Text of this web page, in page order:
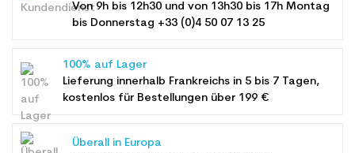
Von 9h bis 12h30 und von 13h30 bis 17h Montag
bis Donnerstag +33 (0)4 50 07 13 25
100% auf Lager
Lieferung innerhalb Frankreichs in 5 bis 7 Tagen,
kostenlos für Bestellungen über 199 €
Überall in Europa